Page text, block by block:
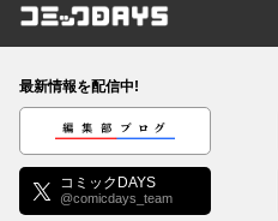
コミックDAYS
最新情報を配信中!
編集部ブログ
コミックDAYS
@comicdays_team